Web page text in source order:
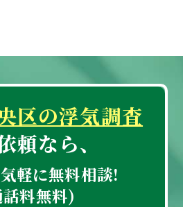
区の浮気調査
頼なら、
軽に無料相談!
料無料)